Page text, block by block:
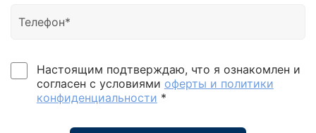
Настоящим подтверждаю, что я ознакомлен и
согласен с условиями оферты и политики
конфиденциальности *